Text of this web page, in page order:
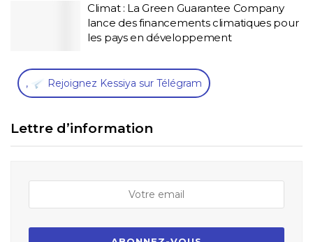
Climat : La Green Guarantee Company
lance des financements climatiques pour
les pays en développement
, Rejoignez Kessiya sur Télégram
Lettre d’information